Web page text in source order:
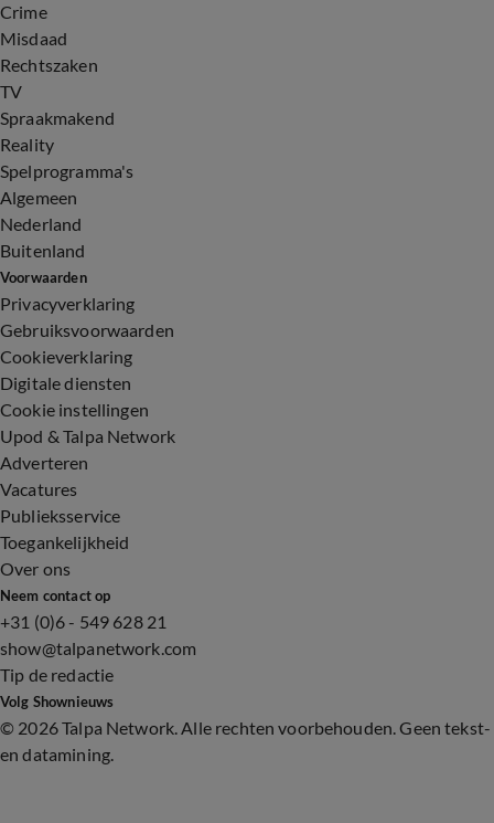
Crime
Misdaad
Rechtszaken
TV
Spraakmakend
Reality
Spelprogramma's
Algemeen
Nederland
Buitenland
Voorwaarden
Privacyverklaring
Gebruiksvoorwaarden
Cookieverklaring
Digitale diensten
Cookie instellingen
Upod & Talpa Network
Adverteren
Vacatures
Publieksservice
Toegankelijkheid
Over ons
Neem contact op
+31 (0)6 - 549 628 21
show@talpanetwork.com
Tip de redactie
Volg Shownieuws
© 2026 Talpa Network. Alle rechten voorbehouden. Geen tekst-
en datamining.